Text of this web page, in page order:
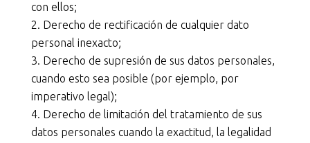
con ellos;
Derecho de rectificación de cualquier dato
personal inexacto;
Derecho de supresión de sus datos personales,
cuando esto sea posible (por ejemplo, por
imperativo legal);
Derecho de limitación del tratamiento de sus
datos personales cuando la exactitud, la legalidad